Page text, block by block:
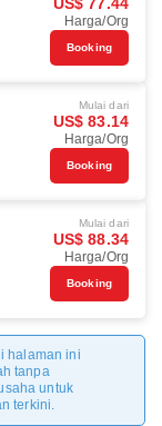
Harga/Org
Booking
Mulai dari
US$ 83.14
Harga/Org
Booking
Mulai dari
US$ 88.34
Harga/Org
Booking
halaman ini
tanpa
untuk
terkini.